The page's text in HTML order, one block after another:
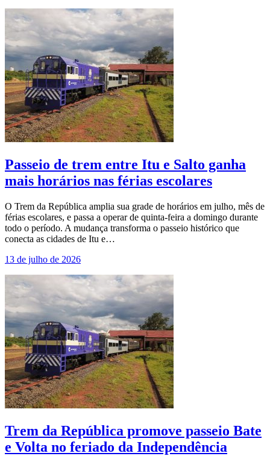
Passeio de trem entre Itu e Salto ganha
mais horários nas férias escolares
O Trem da República amplia sua grade de horários em julho, mês de
férias escolares, e passa a operar de quinta-feira a domingo durante
todo o período. A mudança transforma o passeio histórico que
conecta as cidades de Itu e…
13 de julho de 2026
Trem da República promove passeio Bate
e Volta no feriado da Independência